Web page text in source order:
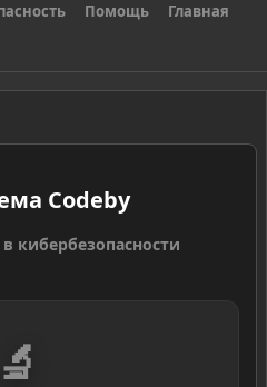
Помощь Главная
Codeby
кибербезопасности
🔬